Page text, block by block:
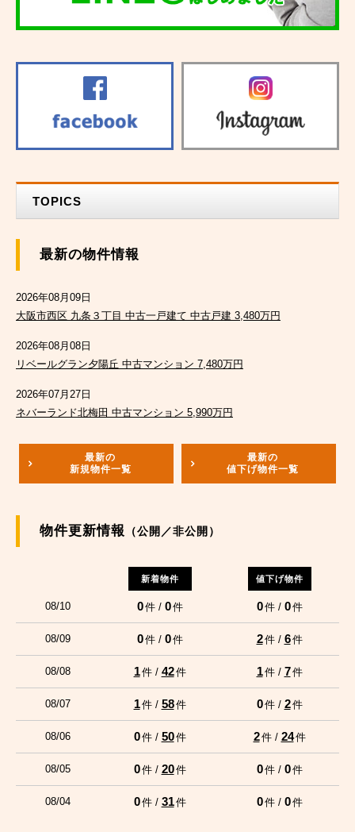
TOPICS
最新の物件情報
2026年08月09日
大阪市西区 九条３丁目 中古一戸建て 中古戸建 3,480万円
2026年08月08日
リベールグラン夕陽丘 中古マンション 7,480万円
2026年07月27日
ネバーランド北梅田 中古マンション 5,990万円
最新の
新規物件一覧
最新の
値下げ物件一覧
物件更新情報 （公開／非公開）
新着物件 値下げ物件
08/10 0件 / 0件 0件 / 0件
08/09 0件 / 0件 2件 / 6件
08/08 1件 / 42件 1件 / 7件
08/07 1件 / 58件 0件 / 2件
08/06 0件 / 50件 2件 / 24件
08/05 0件 / 20件 0件 / 0件
08/04 0件 / 31件 0件 / 0件